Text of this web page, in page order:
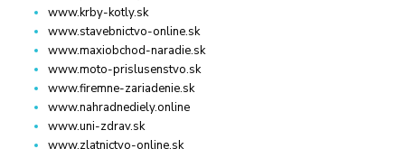
www.krby-kotly.sk
www.stavebnictvo-online.sk
www.maxiobchod-naradie.sk
www.moto-prislusenstvo.sk
www.firemne-zariadenie.sk
www.nahradnediely.online
www.uni-zdrav.sk
www.zlatnictvo-online.sk